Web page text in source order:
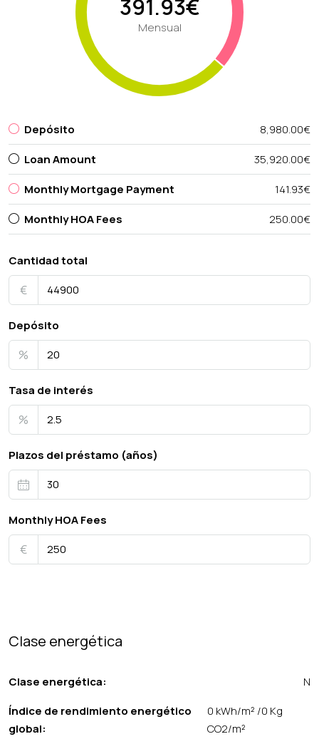
391.93€
Mensual
Depósito
8,980.00€
Loan Amount
35,920.00€
Monthly Mortgage Payment
141.93€
Monthly HOA Fees
250.00€
Cantidad total
€
Depósito
%
Tasa de interés
%
Plazos del préstamo (años)
Monthly HOA Fees
€
Clase energética
Clase energética:
N
Índice de rendimiento energético
global:
0 kWh/m² /0 Kg
CO2/m²